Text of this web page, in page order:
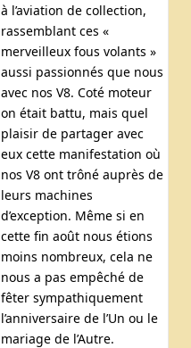
à l’aviation de collection,
rassemblant ces «
merveilleux fous volants »
aussi passionnés que nous
avec nos V8. Coté moteur
on était battu, mais quel
plaisir de partager avec
eux cette manifestation où
nos V8 ont trôné auprès de
leurs machines
d’exception. Même si en
cette fin août nous étions
moins nombreux, cela ne
nous a pas empêché de
fêter sympathiquement
l’anniversaire de l’Un ou le
mariage de l’Autre.